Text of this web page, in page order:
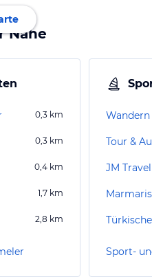
Nähe
0,3 km
0,3 km
0,4 km
1,7 km
2,8 km
Tour &
JM
Sport-